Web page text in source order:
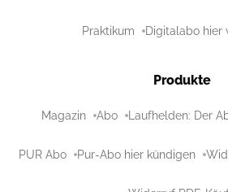
Praktikum Digitalabo hier
Produkte
Magazin Abo Laufhelden: Der
PUR Abo Pur-Abo hier kündigen